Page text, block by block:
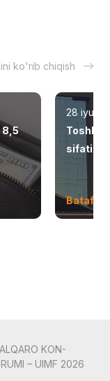
ko'rib chiqish
8,5
28 iyul
Batafsil
KON-
– UIMF 2026